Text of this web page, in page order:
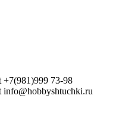
+7(981)999 73-98
info@hobbyshtuchki.ru